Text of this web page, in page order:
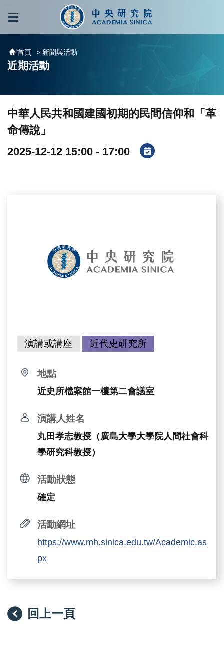
跳到主要內容區塊
首頁 > 新聞與活動
近期活動
演講或講座 近代史研究所
地點
近史所檔案館一樓第二會議室
演講人姓名
丸田孝志教授（廣島大學大學院人間社會科
學研究科教授）
活動狀態
確定
活動網址
https://www.mh.sinica.edu.tw/Academic.as
px
中華人民共和國建國初期的民間信仰和「革
命傳說」
2025-12-12 15:00 - 17:00
回上一頁